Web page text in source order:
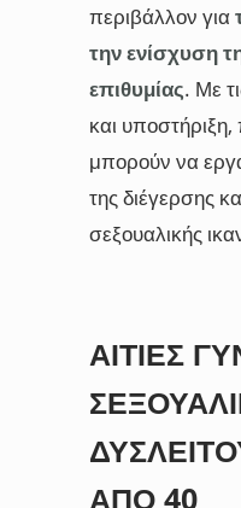
περιβάλλον για
την ενίσχυση
επιθυμίας. Με
και
μπορούν να
της διέγερσης
σεξουαλικής
ΑΙΤΊΕΣ
ΑΠΌ 40